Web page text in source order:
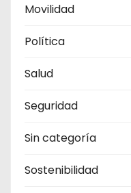
Movilidad
Política
Salud
Seguridad
Sin categoría
Sostenibilidad